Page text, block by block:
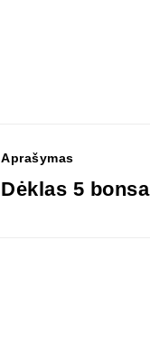
Aprašymas
Dėklas 5